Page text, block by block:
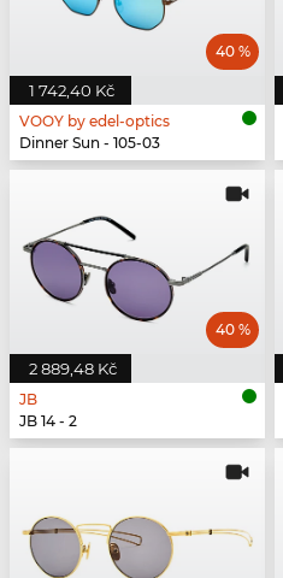
1 742,40 Kč
40 %
VOOY by edel-optics
Dinner Sun - 105-03
2 889,48 Kč
40 %
JB
JB 14 - 2